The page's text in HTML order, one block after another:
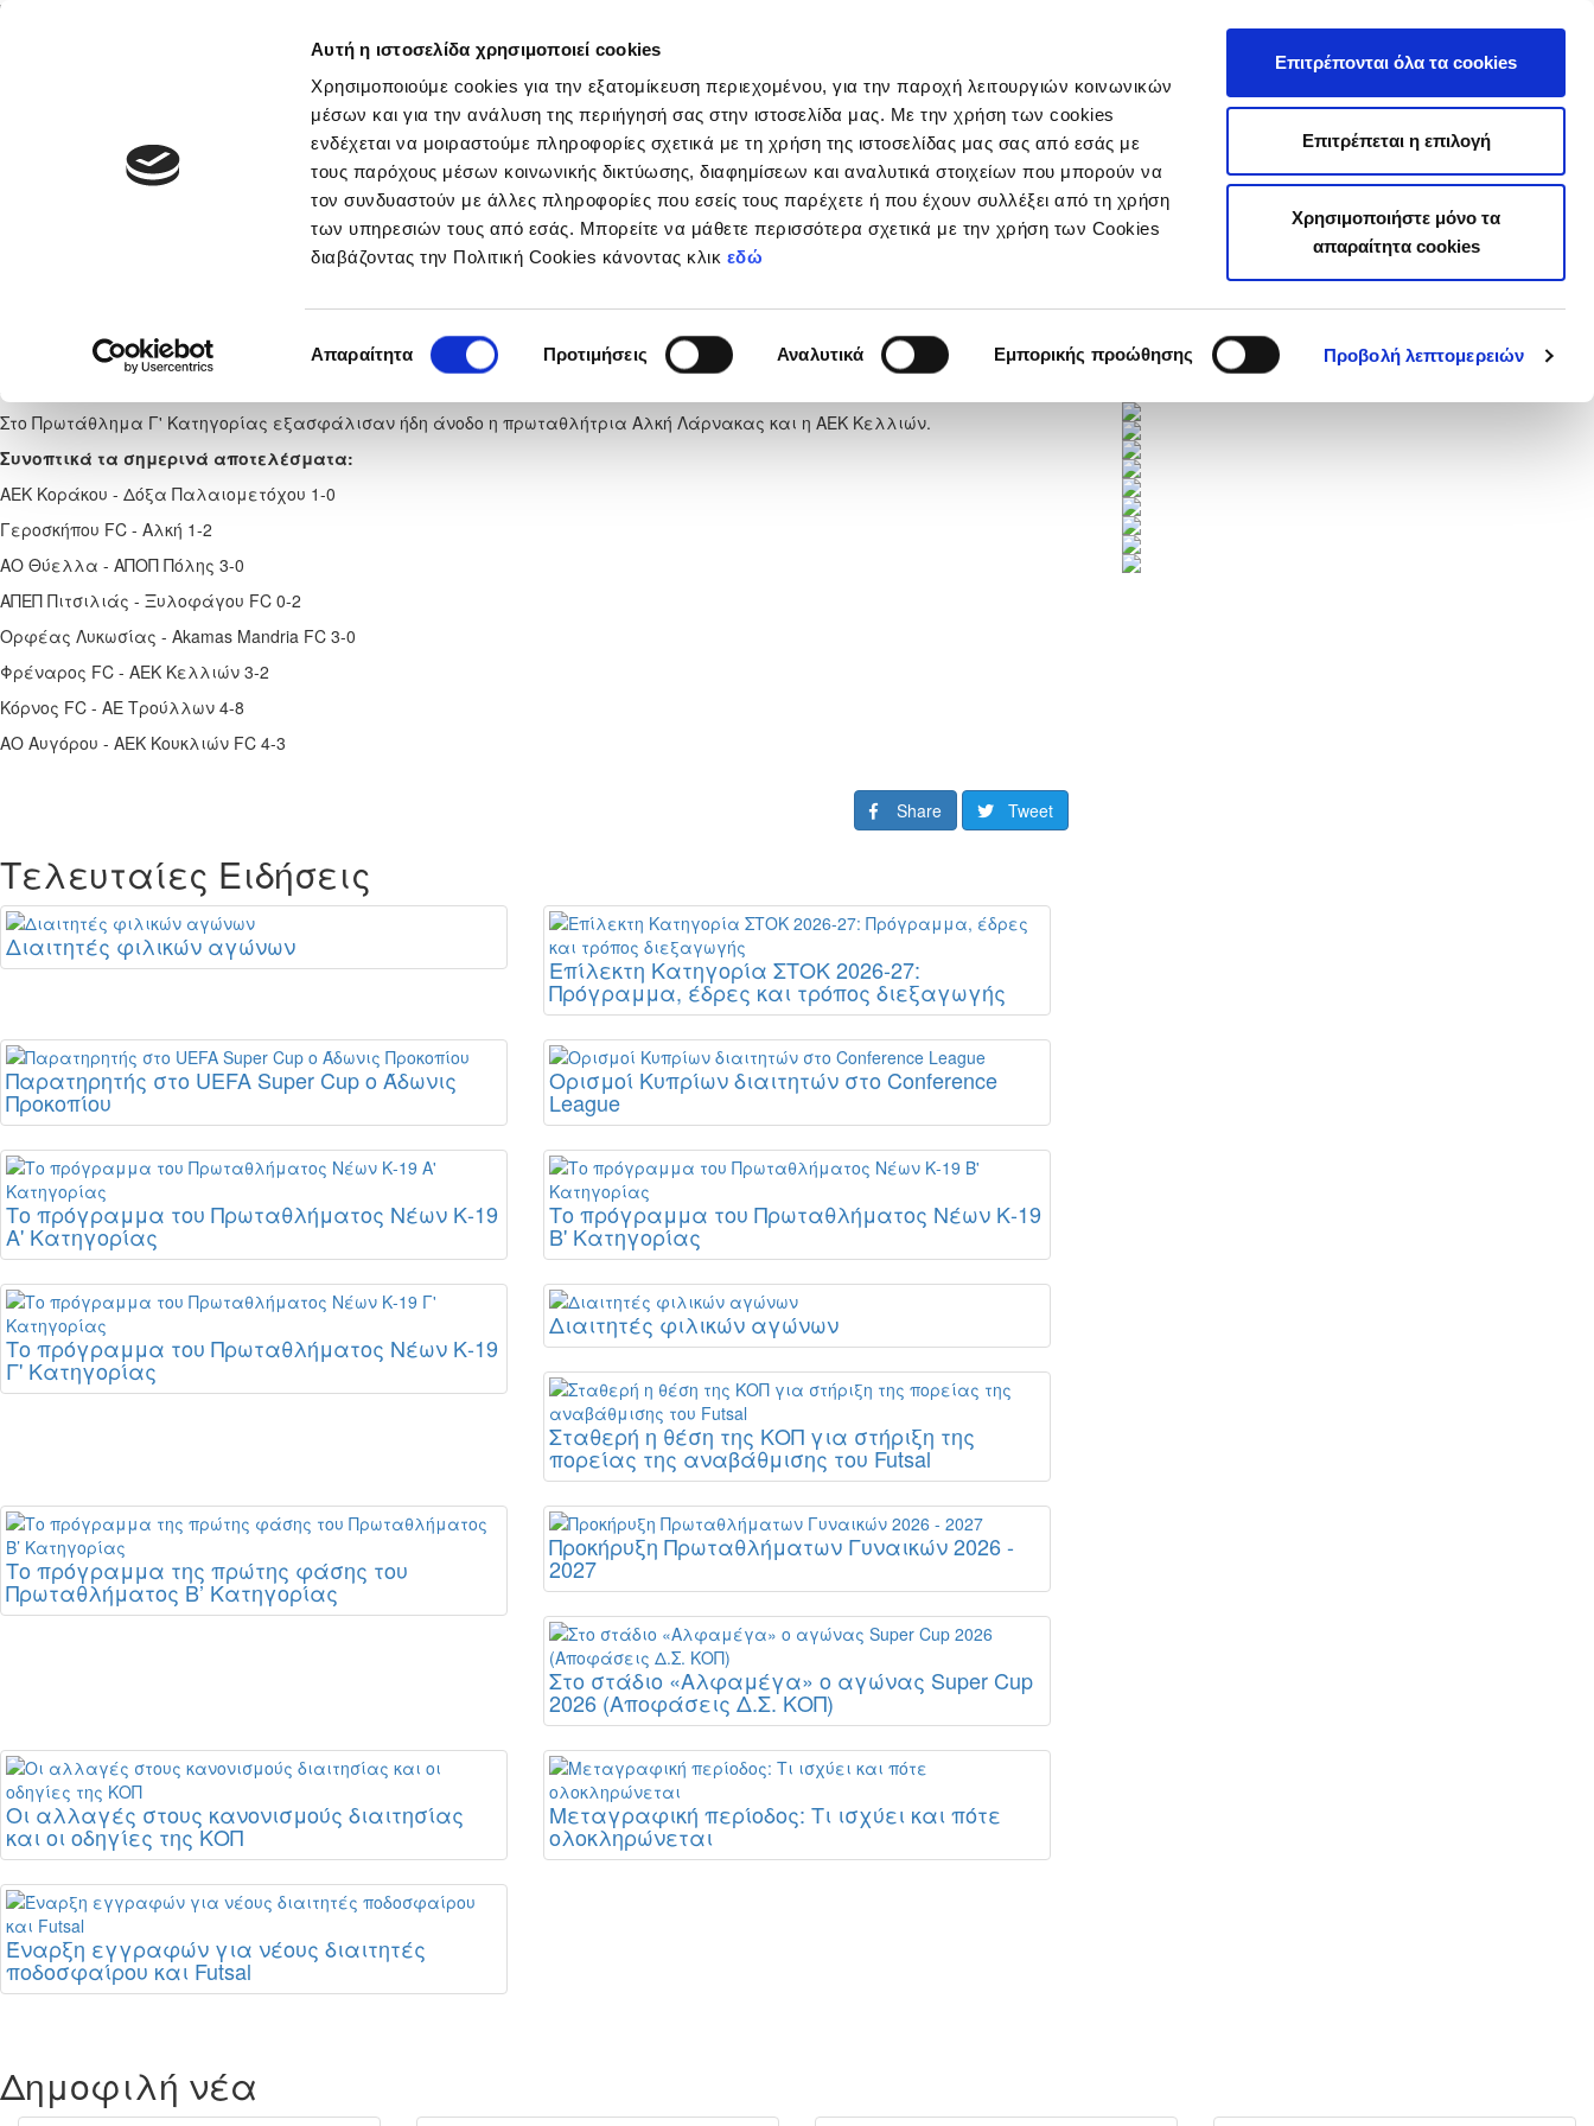
Αυτή η ιστοσελίδα χρησιμοποιεί cookies
Χρησιμοποιούμε cookies για την εξατομίκευση περιεχομένου, για την παροχή λειτουργιών κοινωνικών
μέσων και για την ανάλυση της περιήγησή σας στην ιστοσελίδα μας. Με την χρήση των cookies
ενδέχεται να μοιραστούμε πληροφορίες σχετικά με τη χρήση της ιστοσελίδας μας σας από εσάς με
τους παρόχους μέσων κοινωνικής δικτύωσης, διαφημίσεων και αναλυτικά στοιχείων που μπορούν να
τον συνδυαστούν με άλλες πληροφορίες που εσείς τους παρέχετε ή που έχουν συλλέξει από τη χρήση
των υπηρεσιών τους από εσάς. Μπορείτε να μάθετε περισσότερα σχετικά με την χρήση των Cookies
διαβάζοντας την Πολιτική Cookies κάνοντας κλικ εδώ
συγκατάθεσης
Απαραίτητα Προτιμήσεις Αναλυτικά Εμπορικής προώθησης Προβολή λεπτομερειών
Επιτρέπονται όλα τα cookies
Επιτρέπεται η επιλογή
Χρησιμοποιήστε μόνο τα
απαραίτητα cookies
Νέα & Πληροφορίες Εθνικές Ομάδες Διοργανώσεις
Στατιστικά
Εκτός έδρας νίκη και άνοδος για Ξυλοφάγου FC
Η Ξυλοφάγου FC στο σημερινό φινάλε του Πρωταθλήματος Επίλεκτης Κατηγορίας ΣΤΟΚ νίκησε εκτός έδρας με 2-0 την
Στο Πρωτάθλημα Γ' Κατηγορίας εξασφάλισαν ήδη άνοδο η πρωταθλήτρια Αλκή Λάρνακας και η ΑΕΚ Κελλιών.
Συνοπτικά τα σημερινά αποτελέσματα:
ΑΕΚ Κοράκου - Δόξα Παλαιομετόχου 1-0
Γεροσκήπου FC - Αλκή 1-2
ΑΟ Θύελλα - ΑΠΟΠ Πόλης 3-0
ΑΠΕΠ Πιτσιλιάς - Ξυλοφάγου FC 0-2
Ορφέας Λυκωσίας - Akamas Mandria FC 3-0
Φρέναρος FC - ΑΕΚ Κελλιών 3-2
Κόρνος FC - ΑΕ Τρούλλων 4-8
ΑΟ Αυγόρου - ΑΕΚ Κουκλιών FC 4-3
Share Tweet
Τελευταίες Ειδήσεις
Διαιτητές φιλικών αγώνων
Επίλεκτη Κατηγορία ΣΤΟΚ 2026-27:
Πρόγραμμα, έδρες και τρόπος διεξαγωγής
Παρατηρητής στο UEFA Super Cup ο Άδωνις
Προκοπίου
Ορισμοί Κυπρίων διαιτητών στο Conference
League
Το πρόγραμμα του Πρωταθλήματος Νέων Κ-19
Α' Κατηγορίας
Το πρόγραμμα του Πρωταθλήματος Νέων Κ-19
Β' Κατηγορίας
Το πρόγραμμα του Πρωταθλήματος Νέων Κ-19
Γ' Κατηγορίας
Διαιτητές φιλικών αγώνων
Σταθερή η θέση της ΚΟΠ για στήριξη της
πορείας της αναβάθμισης του Futsal
Το πρόγραμμα της πρώτης φάσης του
Πρωταθλήματος Β’ Κατηγορίας
Προκήρυξη Πρωταθλήματων Γυναικών 2026 -
2027
Στο στάδιο «Αλφαμέγα» ο αγώνας Super Cup
2026 (Αποφάσεις Δ.Σ. ΚΟΠ)
Οι αλλαγές στους κανονισμούς διαιτησίας
και οι οδηγίες της ΚΟΠ
Μεταγραφική περίοδος: Τι ισχύει και πότε
ολοκληρώνεται
Έναρξη εγγραφών για νέους διαιτητές
ποδοσφαίρου και Futsal
Επόμενοι Αγώνες
Χορηγοί
Δημοφιλή νέα